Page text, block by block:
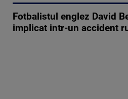
Fotbalistul englez David
implicat intr-un accident